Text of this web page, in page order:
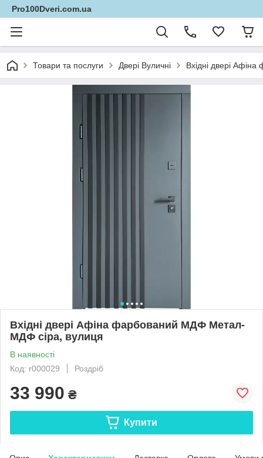
Pro100Dveri.com.ua
Товари та послуги Двері Вуличні Вхідні двері
Вхідні двері Афіна фарбований МДФ Метал-
МДФ сіра, вулиця
В наявності
Код: r000029
Роздріб
33 990 ₴
Купити